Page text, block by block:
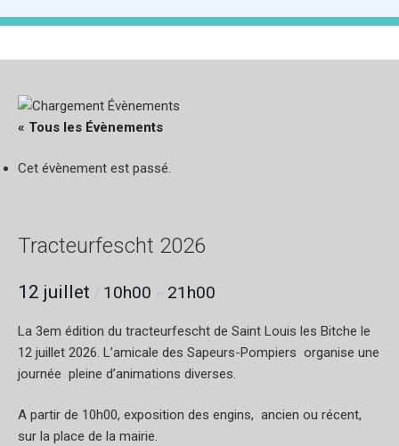
« Tous les Évènements
Cet évènement est passé.
Tracteurfescht 2026
12 juillet / 10h00 – 21h00
La 3em édition du tracteurfescht de Saint Louis les Bitche le
12 juillet 2026. L’amicale des Sapeurs-Pompiers organise une
journée pleine d’animations diverses.
A partir de 10h00, exposition des engins, ancien ou récent,
sur la place de la mairie.